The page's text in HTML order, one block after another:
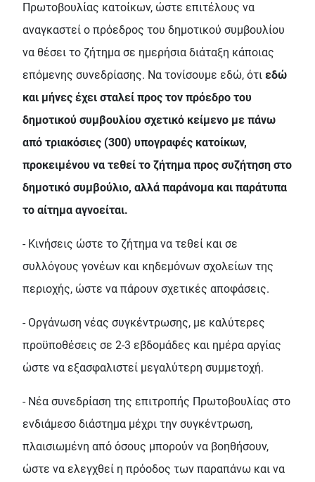
Πρωτοβουλίας κατοίκων, ώστε επιτέλους να
αναγκαστεί ο πρόεδρος του δημοτικού συμβουλίου
να θέσει το ζήτημα σε ημερήσια διάταξη κάποιας
επόμενης συνεδρίασης. Να τονίσουμε εδώ, ότι εδώ
και μήνες έχει σταλεί προς τον πρόεδρο του
δημοτικού συμβουλίου σχετικό κείμενο με πάνω
από τριακόσιες (300) υπογραφές κατοίκων,
προκειμένου να τεθεί το ζήτημα προς συζήτηση στο
δημοτικό συμβούλιο, αλλά παράνομα και παράτυπα
το αίτημα αγνοείται.
- Κινήσεις ώστε το ζήτημα να τεθεί και σε
συλλόγους γονέων και κηδεμόνων σχολείων της
περιοχής, ώστε να πάρουν σχετικές αποφάσεις.
- Οργάνωση νέας συγκέντρωσης, με καλύτερες
προϋποθέσεις σε 2-3 εβδομάδες και ημέρα αργίας
ώστε να εξασφαλιστεί μεγαλύτερη συμμετοχή.
- Νέα συνεδρίαση της επιτροπής Πρωτοβουλίας στο
ενδιάμεσο διάστημα μέχρι την συγκέντρωση,
πλαισιωμένη από όσους μπορούν να βοηθήσουν,
ώστε να ελεγχθεί η πρόοδος των παραπάνω και να